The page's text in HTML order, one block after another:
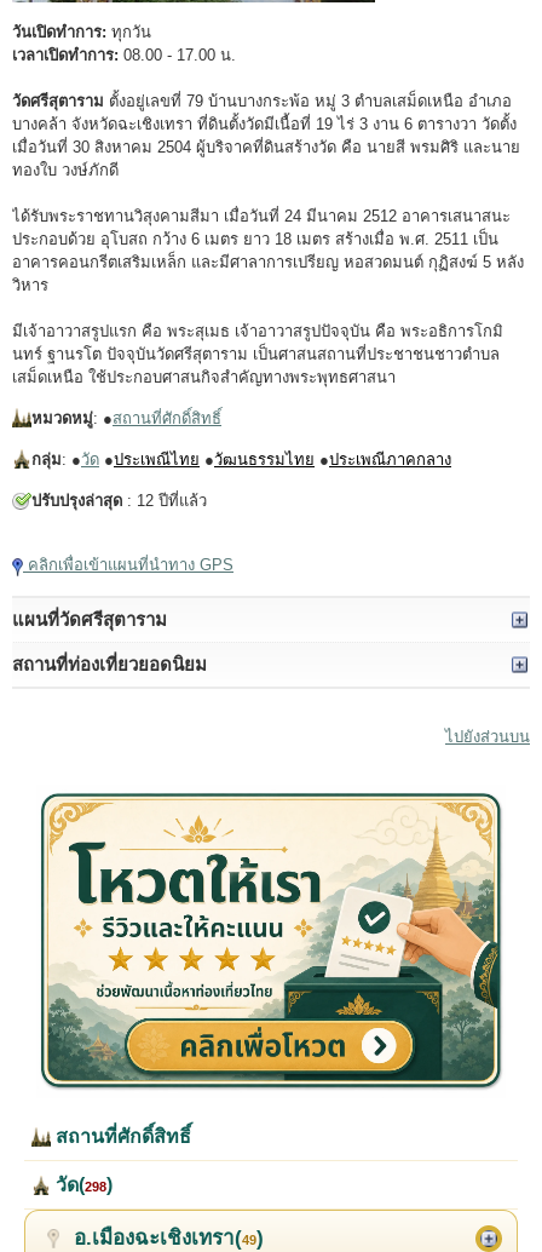
วันเปิดทำการ: ทุกวัน
เวลาเปิดทำการ: 08.00 - 17.00 น.
วัดศรีสุตาราม ตั้งอยู่เลขที่ 79 บ้านบางกระพ้อ หมู่ 3 ตำบลเสม็ดเหนือ อำเภอ
บางคล้า จังหวัดฉะเชิงเทรา ที่ดินตั้งวัดมีเนื้อที่ 19 ไร่ 3 งาน 6 ตารางวา วัดตั้ง
เมื่อวันที่ 30 สิงหาคม 2504 ผู้บริจาคที่ดินสร้างวัด คือ นายสี พรมศิริ และนาย
ทองใบ วงษ์ภักดี
ได้รับพระราชทานวิสุงคามสีมา เมื่อวันที่ 24 มีนาคม 2512 อาคารเสนาสนะ
ประกอบด้วย อุโบสถ กว้าง 6 เมตร ยาว 18 เมตร สร้างเมื่อ พ.ศ. 2511 เป็น
อาคารคอนกรีตเสริมเหล็ก และมีศาลาการเปรียญ หอสวดมนต์ กุฏิสงฆ์ 5 หลัง
วิหาร
มีเจ้าอาวาสรูปแรก คือ พระสุเมธ เจ้าอาวาสรูปปัจจุบัน คือ พระอธิการโกมิ
นทร์ ฐานรโต ปัจจุบันวัดศรีสุตาราม เป็นศาสนสถานที่ประชาชนชาวตำบล
เสม็ดเหนือ ใช้ประกอบศาสนกิจสำคัญทางพระพุทธศาสนา
หมวดหมู่: ●สถานที่ศักดิ์สิทธิ์
กลุ่ม: ●วัด ●ประเพณีไทย ●วัฒนธรรมไทย ●ประเพณีภาคกลาง
ปรับปรุงล่าสุด : 12 ปีที่แล้ว
คลิกเพื่อเข้าแผนที่นำทาง GPS
แผนที่วัดศรีสุตาราม
สถานที่ท่องเที่ยวยอดนิยม
ไปยังส่วนบน
สถานที่ศักดิ์สิทธิ์
วัด(298)
อ.เมืองฉะเชิงเทรา(49)